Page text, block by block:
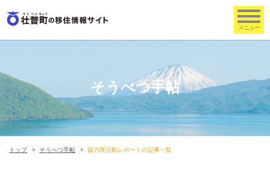
そうべつ手帖
トップ そうべつ手帖 協力隊活動レポートの記事一覧